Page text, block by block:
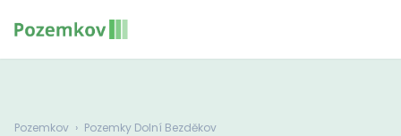
Pozemkov › Pozemky Dolní Bezděkov